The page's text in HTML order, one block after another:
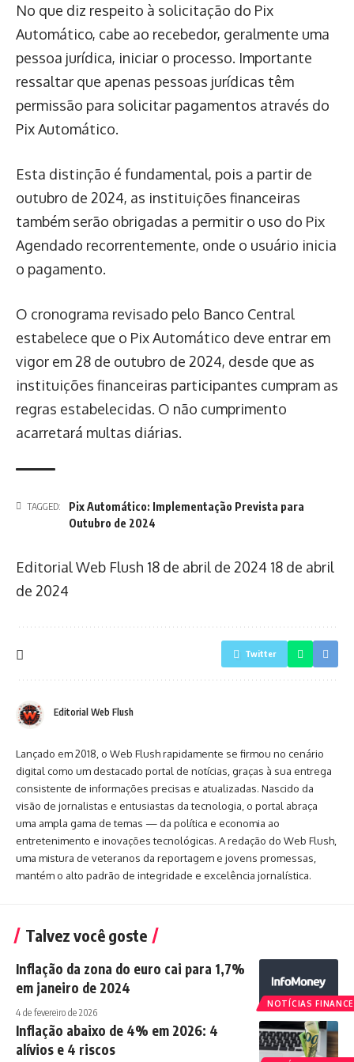
No que diz respeito à solicitação do Pix
Automático, cabe ao recebedor, geralmente uma
pessoa jurídica, iniciar o processo. Importante
ressaltar que apenas pessoas jurídicas têm
permissão para solicitar pagamentos através do
Pix Automático.
Esta distinção é fundamental, pois a partir de
outubro de 2024, as instituições financeiras
também serão obrigadas a permitir o uso do Pix
Agendado recorrentemente, onde o usuário inicia
o pagamento.
O cronograma revisado pelo Banco Central
estabelece que o Pix Automático deve entrar em
vigor em 28 de outubro de 2024, desde que as
instituições financeiras participantes cumpram as
regras estabelecidas. O não cumprimento
acarretará multas diárias.
TAGGED:
Pix Automático: Implementação Prevista para
Outubro de 2024
Editorial Web Flush 18 de abril de 2024 18 de abril
de 2024
Twitter
Editorial Web Flush
Lançado em 2018, o Web Flush rapidamente se firmou no cenário
digital como um destacado portal de notícias, graças à sua entrega
consistente de informações precisas e atualizadas. Nascido da
visão de jornalistas e entusiastas da tecnologia, o portal abraça
uma ampla gama de temas — da política e economia ao
entretenimento e inovações tecnológicas. A redação do Web Flush,
uma mistura de veteranos da reportagem e jovens promessas,
mantém o alto padrão de integridade e excelência jornalística.
Talvez você goste
NOTÍCIAS
Inflação da zona do euro cai para 1,7%
em janeiro de 2024
4 de fevereiro de 2026
Inflação abaixo de 4% em 2026: 4
alívios e 4 riscos